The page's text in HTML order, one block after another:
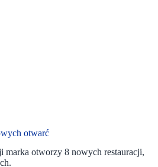
otwarć
marka otworzy 8 nowych restauracji,